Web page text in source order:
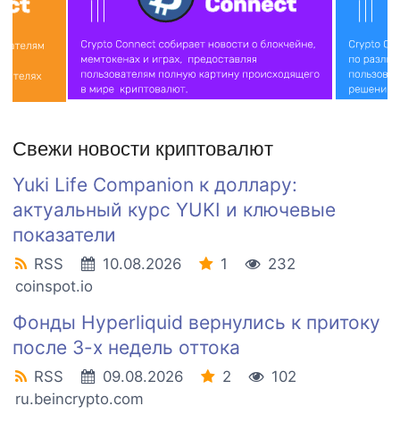
Свежи новости криптовалют
Yuki Life Companion к доллару:
актуальный курс YUKI и ключевые
показатели
RSS 10.08.2026 1
232
coinspot.io
Фонды Hyperliquid вернулись к притоку
после 3-х недель оттока
RSS 09.08.2026 2
102
ru.beincrypto.com